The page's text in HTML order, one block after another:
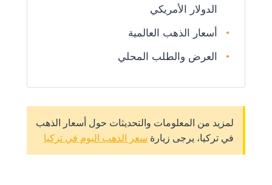
الدولار الأمريكي
أسعار الذهب العالمية
العرض والطلب المحلي
لمزيد من المعلومات والتحديثات حول أسعار الذهب
في تركيا، يرجى زيارة سعر الذهب اليوم في تركيا